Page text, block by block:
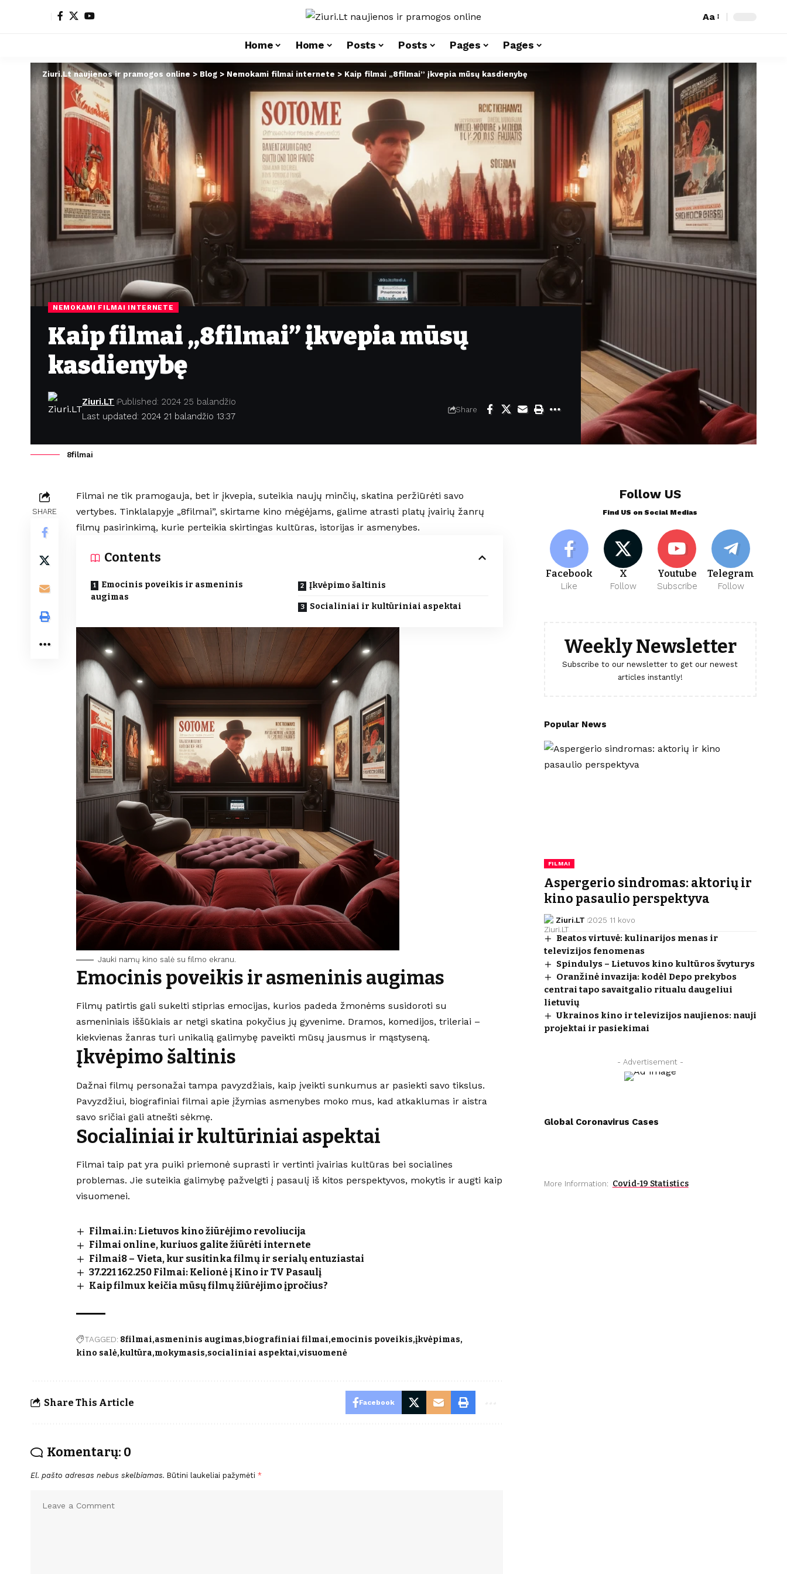
Aa
Home Home Posts Posts Pages Pages
Ziuri.Lt naujienos ir pramogos online > Blog > Nemokami filmai internete > Kaip filmai „8filmai” įkvepia mūsų kasdienybę
NEMOKAMI FILMAI INTERNETE
Kaip filmai „8filmai” įkvepia mūsų
kasdienybę
Last updated: 2024 21 balandžio 13:37
Ziuri.LT Published: 2024 25 balandžio
Share
8filmai
SHARE
Filmai ne tik pramogauja, bet ir įkvepia, suteikia naujų minčių, skatina peržiūrėti savo
vertybes. Tinklalapyje „8filmai”, skirtame kino mėgėjams, galime atrasti platų įvairių žanrų
filmų pasirinkimą, kurie perteikia skirtingas kultūras, istorijas ir asmenybes.
Contents
Emocinis poveikis ir asmeninis
augimas
Įkvėpimo šaltinis
Socialiniai ir kultūriniai aspektai
Jauki namų kino salė su filmo ekranu.
Emocinis poveikis ir asmeninis augimas
Filmų patirtis gali sukelti stiprias emocijas, kurios padeda žmonėms susidoroti su
asmeniniais iššūkiais ar netgi skatina pokyčius jų gyvenime. Dramos, komedijos, trileriai –
kiekvienas žanras turi unikalią galimybę paveikti mūsų jausmus ir mąstyseną.
Įkvėpimo šaltinis
Dažnai filmų personažai tampa pavyzdžiais, kaip įveikti sunkumus ar pasiekti savo tikslus.
Pavyzdžiui, biografiniai filmai apie įžymias asmenybes moko mus, kad atkaklumas ir aistra
savo sričiai gali atnešti sėkmę.
Socialiniai ir kultūriniai aspektai
Filmai taip pat yra puiki priemonė suprasti ir vertinti įvairias kultūras bei socialines
problemas. Jie suteikia galimybę pažvelgti į pasaulį iš kitos perspektyvos, mokytis ir augti kaip
visuomenei.
Filmai.in: Lietuvos kino žiūrėjimo revoliucija
Filmai online, kuriuos galite žiūrėti internete
Filmai8 – Vieta, kur susitinka filmų ir serialų entuziastai
37.221 162.250 Filmai: Kelionė į Kino ir TV Pasaulį
Kaip filmux keičia mūsų filmų žiūrėjimo įpročius?
TAGGED: 8filmai asmeninis augimas biografiniai filmai emocinis poveikis įkvėpimas
kino salė kultūra mokymasis socialiniai aspektai visuomenė
Share This Article Facebook
Komentarų: 0
El. pašto adresas nebus skelbiamas. Būtini laukeliai pažymėti *
Follow US
Find US on Social Medias
Facebook
Like
X
Follow
Youtube
Subscribe
Telegram
Follow
Weekly Newsletter
Subscribe to our newsletter to get our newest
articles instantly!
Popular News
FILMAI
Aspergerio sindromas: aktorių ir
kino pasaulio perspektyva
Ziuri.LT 2025 11 kovo
Beatos virtuvė: kulinarijos menas ir
televizijos fenomenas
Spindulys – Lietuvos kino kultūros švyturys
Oranžinė invazija: kodėl Depo prekybos
centrai tapo savaitgalio ritualu daugeliui
lietuvių
Ukrainos kino ir televizijos naujienos: nauji
projektai ir pasiekimai
- Advertisement -
Global Coronavirus Cases
More Information: Covid-19 Statistics